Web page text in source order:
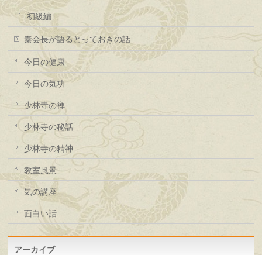
初級編
秦会長が語るとっておきの話
今日の健康
今日の気功
少林寺の禅
少林寺の秘話
少林寺の精神
教室風景
気の講座
面白い話
アーカイブ